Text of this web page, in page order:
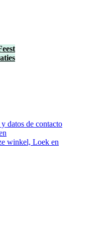
datos de contacto
winkel, Loek en